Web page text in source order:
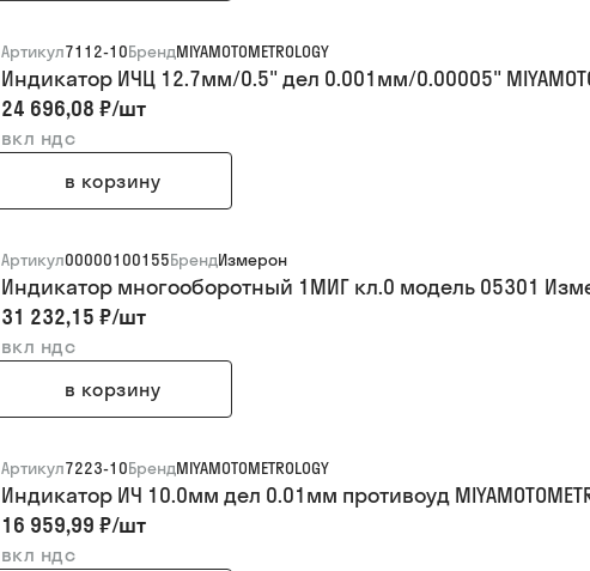
Артикул7112-10БрендMIYAMOTOMETROLOGY
Индикатор ИЧЦ 12.7мм/0.5" дел 0.001мм/0.00005"
24 696,08 ₽/шт
вкл ндс
в корзину
Артикул00000100155БрендИзмерон
Индикатор многооборотный 1МИГ кл.0 модель 05301
31 232,15 ₽/шт
вкл ндс
в корзину
Артикул7223-10БрендMIYAMOTOMETROLOGY
Индикатор ИЧ 10.0мм дел 0.01мм противоуд
16 959,99 ₽/шт
вкл ндс